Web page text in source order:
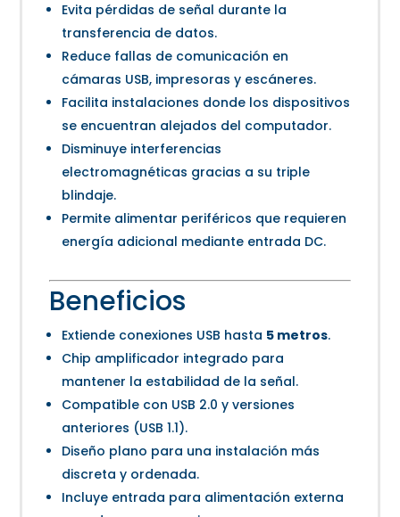
Evita pérdidas de señal durante la
transferencia de datos.
Reduce fallas de comunicación en
cámaras USB, impresoras y escáneres.
Facilita instalaciones donde los dispositivos
se encuentran alejados del computador.
Disminuye interferencias
electromagnéticas gracias a su triple
blindaje.
Permite alimentar periféricos que requieren
energía adicional mediante entrada DC.
Beneficios
Extiende conexiones USB hasta 5 metros.
Chip amplificador integrado para
mantener la estabilidad de la señal.
Compatible con USB 2.0 y versiones
anteriores (USB 1.1).
Diseño plano para una instalación más
discreta y ordenada.
Incluye entrada para alimentación externa